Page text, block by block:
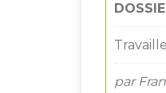
par